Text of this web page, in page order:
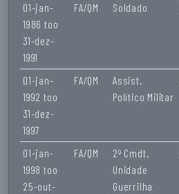
01-jan-
1986 too
31-dez-
1991
FA/QM Soldado
01-jan-
1992 too
31-dez-
1997
FA/QM
Assist.
Político Militar
01-jan-
1998 too
25-out-
FA/QM
2º Cmdt.
Unidade
Guerrilha